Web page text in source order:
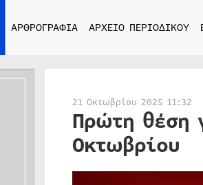
ΑΡΘΡΟΓΡΑΦΙΑ ΑΡΧΕΙΟ ΠΕΡΙΟΔΙΚΟΥ
21 Οκτωβρίου 2025 11:32
Πρώτη θέση
Οκτωβρίου